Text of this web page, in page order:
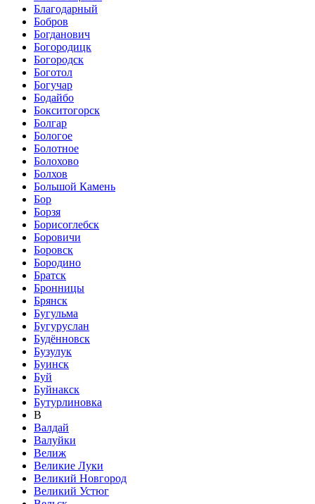
Благодарный
Бобров
Богданович
Богородицк
Богородск
Боготол
Богучар
Бодайбо
Бокситогорск
Болгар
Бологое
Болотное
Болохово
Болхов
Большой Камень
Бор
Борзя
Борисоглебск
Боровичи
Боровск
Бородино
Братск
Бронницы
Брянск
Бугульма
Бугуруслан
Будённовск
Бузулук
Буинск
Буй
Буйнакск
Бутурлиновка
В
Валдай
Валуйки
Велиж
Великие Луки
Великий Новгород
Великий Устюг